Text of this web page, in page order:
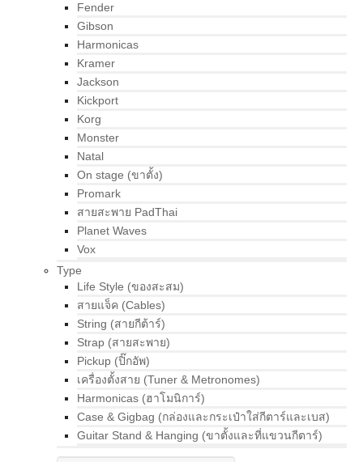
Fender
Gibson
Harmonicas
Kramer
Jackson
Kickport
Korg
Monster
Natal
On stage (ขาตั้ง)
Promark
สายสะพาย PadThai
Planet Waves
Vox
Type
Life Style (ของสะสม)
สายแจ็ค (Cables)
String (สายกีต้าร์)
Strap (สายสะพาย)
Pickup (ปิ๊กอัพ)
เครื่องตั้งสาย (Tuner & Metronomes)
Harmonicas (ฮาโมนิการ์)
Case & Gigbag (กล่องและกระเป๋าใส่กีตาร์และเบส)
Guitar Stand & Hanging (ขาตั้งและที่แขวนกีตาร์)